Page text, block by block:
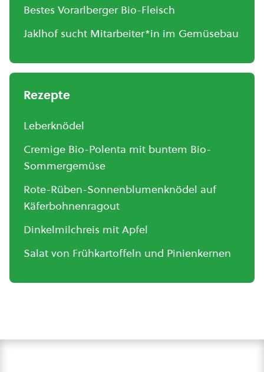
Bestes Vorarlberger Bio-Fleisch
Jaklhof sucht Mitarbeiter*in im Gemüsebau
Rezepte
Leberknödel
Cremige Bio-Polenta mit buntem Bio-
Sommergemüse
Rote-Rüben-Sonnenblumenknödel auf
Käferbohnenragout
Dinkelmilchreis mit Apfel
Salat von Frühkartoffeln und Pinienkernen